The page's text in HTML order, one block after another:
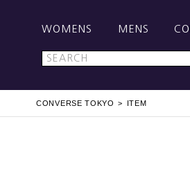
WOMENS MENS
CONVERSE TOKYO ITEM